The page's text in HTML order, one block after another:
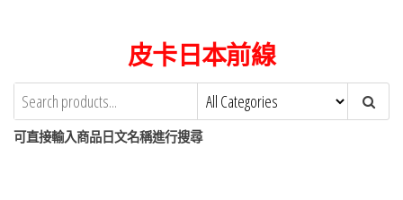
content
皮卡日本前線
可直接輸入商品日文名稱進行搜尋